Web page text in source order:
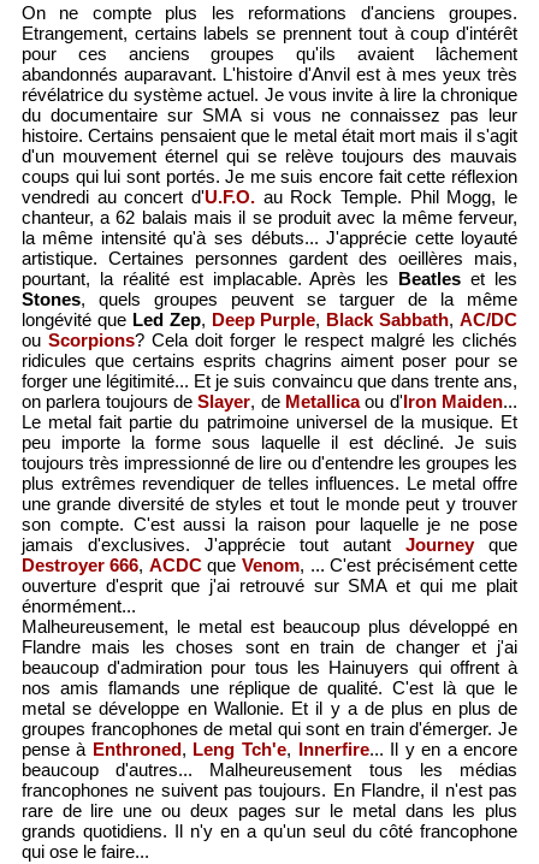
On ne compte plus les reformations d'anciens groupes.
Etrangement, certains labels se prennent tout à coup d'intérêt
pour ces anciens groupes qu'ils avaient lâchement
abandonnés auparavant. L'histoire d'Anvil est à mes yeux très
révélatrice du système actuel. Je vous invite à lire la chronique
du documentaire sur SMA si vous ne connaissez pas leur
histoire. Certains pensaient que le metal était mort mais il s'agit
d'un mouvement éternel qui se relève toujours des mauvais
coups qui lui sont portés. Je me suis encore fait cette réflexion
vendredi au concert d'U.F.O.au Rock Temple. Phil Mogg, le
chanteur, a 62 balais mais il se produit avec la même ferveur,
la même intensité qu'à ses débuts... J'apprécie cette loyauté
artistique. Certaines personnes gardent des oeillères mais,
pourtant, la réalité est implacable. Après les Beatles et les
Stones, quels groupes peuvent se targuer de la même
longévité que Led Zep, Deep Purple, Black Sabbath,AC/DC
ouScorpions? Cela doit forger le respect malgré les clichés
ridicules que certains esprits chagrins aiment poser pour se
forger une légitimité... Et je suis convaincu que dans trente ans,
on parlera toujours deSlayer, de Metallicaou d'Iron Maiden...
Le metal fait partie du patrimoine universel de la musique. Et
peu importe la forme sous laquelle il est décliné. Je suis
toujours très impressionné de lire ou d'entendre les groupes les
plus extrêmes revendiquer de telles influences. Le metal offre
une grande diversité de styles et tout le monde peut y trouver
son compte. C'est aussi la raison pour laquelle je ne pose
jamais d'exclusives. J'apprécie tout autantJourneyque
Destroyer 666, ACDCqueVenom, ... C'est précisément cette
ouverture d'esprit que j'ai retrouvé sur SMA et qui me plait
énormément...
Malheureusement, le metal est beaucoup plus développé en
Flandre mais les choses sont en train de changer et j'ai
beaucoup d'admiration pour tous les Hainuyers qui offrent à
nos amis flamands une réplique de qualité. C'est là que le
metal se développe en Wallonie. Et il y a de plus en plus de
groupes francophones de metal qui sont en train d'émerger. Je
pense à Enthroned, Leng Tch'e, Innerfire... Il y en a encore
beaucoup d'autres... Malheureusement tous les médias
francophones ne suivent pas toujours. En Flandre, il n'est pas
rare de lire une ou deux pages sur le metal dans les plus
grands quotidiens. Il n'y en a qu'un seul du côté francophone
qui ose le faire...